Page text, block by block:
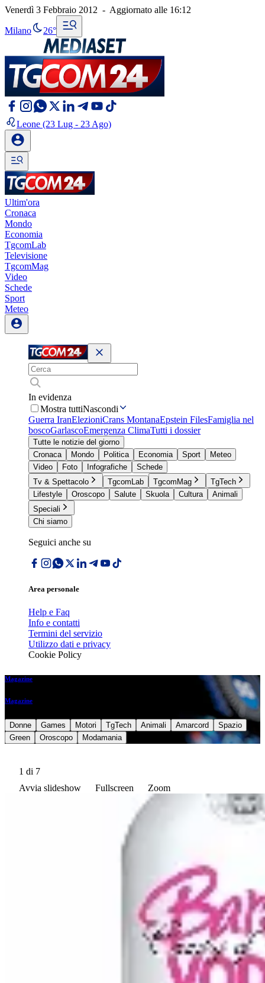
Venerdì 3 Febbraio 2012 - Aggiornato alle 16:12
Milano 26°
Leone (23 Lug - 23 Ago)
Ultim'ora
Cronaca
Mondo
Economia
TgcomLab
Televisione
TgcomMag
Video
Schede
Sport
Meteo
In evidenza
Mostra tuttiNascondi
Guerra IranElezioniCrans MontanaEpstein FilesFamiglia nel
boscoGarlascoEmergenza ClimaTutti i dossier
Tutte le notizie del giorno
Cronaca
Mondo Politica Economia Sport
Meteo
Video
Foto Infografiche
Schede
Tv & Spettacolo
TgcomLab TgcomMag
TgTech
Lifestyle
Oroscopo Salute Skuola Cultura
Animali
Speciali
Chi siamo
Seguici anche su
Area personale
Help e Faq
Info e contatti
Termini del servizio
Utilizzo dati e privacy
Cookie Policy
Magazine
Magazine
Donne Games Motori TgTech Animali Amarcord
Spazio
Green
Oroscopo Modamania
1 di 7
Avvia slideshow
Fullscreen Zoom